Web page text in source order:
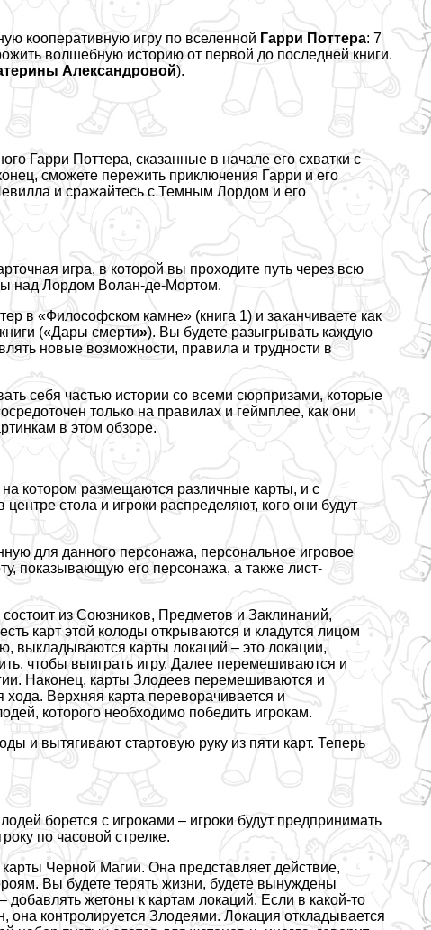
кооперативную игру по вселенной Гарри Поттера: 7
волшебную историю от первой до последней книги.
Александровой).
Гарри Поттера, сказанные в начале его схватки с
сможете пережить приключения Гарри и его
и сражайтесь с Темным Лордом и его
игра, в которой вы проходите путь через всю
над Лордом Волан-де-Мортом.
в «Философском камне» (книга 1) и заканчиваете как
(«Дары cмepти»). Вы будете разыгрывать каждую
новые возможности, правила и трудности в
себя частью истории со всеми сюрпризами, которые
только на правилах и гeймплее, как они
в этом обзоре.
на котором размещаются различные карты, и с
стола и игроки распределяют, кого они будут
для данного персонажа, персональное игровое
показывающую его персонажа, а также лист-
из Союзников, Предметов и Заклинаний,
карт этой колоды открываются и кладутся лицом
выкладываются карты локаций – это локации,
чтобы выиграть игру. Далее перемешиваются и
Наконец, карты Злодеев перемешиваются и
хода. Верхняя карта переворачивается и
которого необходимо победить игрокам.
и вытягивают стартовую руку из пяти карт. Теперь
борется с игроками – игроки будут предпринимать
по часовой стрелке.
Черной Магии. Она представляет действие,
Вы будете терять жизни, будете вынуждены
жетоны к картам локаций. Если в какой-то
контролируется Злодеями. Локация откладывается